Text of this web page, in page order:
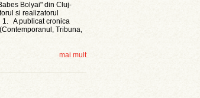
Bolyai" din Cluj-
si realizatorul
1. A publicat cronica
Tribuna,
mai mult